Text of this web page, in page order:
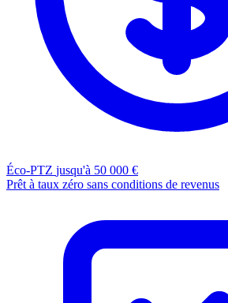
Éco-PTZ jusqu'à 50 000 €
Prêt à taux zéro sans conditions de revenus